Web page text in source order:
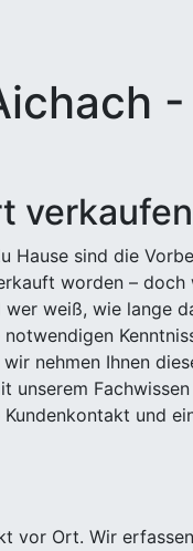
verkaufen
Hause sind die
worden – doch
weiß, wie lange
nehmen Ihnen
unserem
und
vor Ort. Wir